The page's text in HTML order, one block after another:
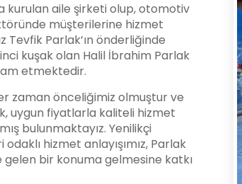
kurulan aile şirketi olup, otomotiv
müşterilerine hizmet
Parlak’ın önderliğinde
kuşak olan Halil İbrahim Parlak
etmektedir.
zaman önceliğimiz olmuştur ve
uygun fiyatlarla kaliteli hizmet
bulunmaktayız. Yenilikçi
odaklı hizmet anlayışımız, Parlak
gelen bir konuma gelmesine katkı